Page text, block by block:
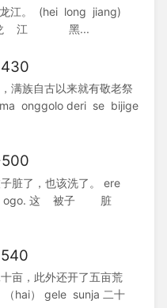
江。 (hei long jiang)
龙 江 黑...
满族自古以来就有敬老祭
onggolo deri se bijige
脏了，也该洗了。 ere
ogo. 这 被子 脏
亩，此外还开了五亩荒
（hai） gele sunja 二十